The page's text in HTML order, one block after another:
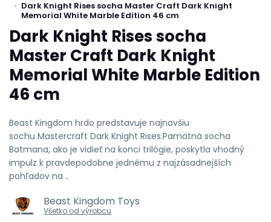
Dark Knight Rises socha Master Craft Dark Knight
Memorial White Marble Edition 46 cm
Dark Knight Rises socha
Master Craft Dark Knight
Memorial White Marble Edition
46 cm
Beast Kingdom hrdo predstavuje najnovšiu
sochu Mastercraft Dark Knight Rises.Pamätná socha
Batmana, ako je vidieť na konci trilógie, poskytla vhodný
impulz k pravdepodobne jednému z najzásadnejších
pohľadov na ..
Beast Kingdom Toys
Všetko od výrobcu